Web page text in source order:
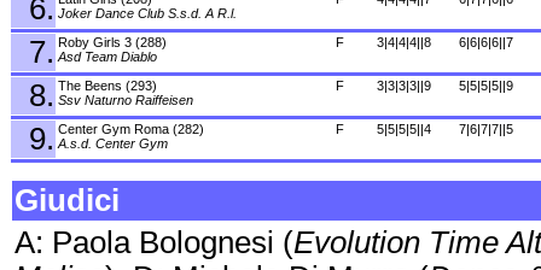
6. Joker Dance Club S.s.d. A R.l.
7. Roby Girls 3 (288)
Asd Team Diablo
F 3|4|4|4||8 6|6|6|6||7
8. The Beens (293)
Ssv Naturno Raiffeisen
F 3|3|3|3||9 5|5|5|5||9
9. Center Gym Roma (282)
A.s.d. Center Gym
F 5|5|5|5||4 7|6|7|7||5
Giudici
A: Paola Bolognesi (Evolution Time